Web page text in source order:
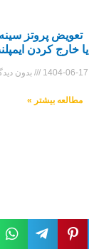
تعویض پروتز
یا خارج کردن
1404-06-17 بدون
مطالعه بیشتر »